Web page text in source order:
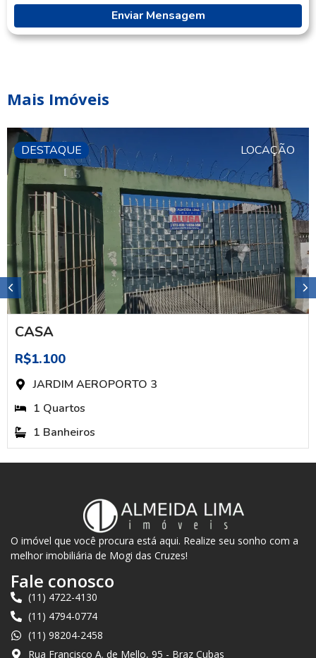
Enviar Mensagem
Mais Imóveis
DESTAQUE LOCAÇÃO
CASA
R$1.100
JARDIM AEROPORTO 3
1 Quartos
1 Banheiros
O imóvel que você procura está aqui. Realize seu sonho com a
melhor imobiliária de Mogi das Cruzes!
Fale conosco
(11) 4722-4130
(11) 4794-0774
(11) 98204-2458
Rua Francisco A. de Mello, 95 - Braz Cubas